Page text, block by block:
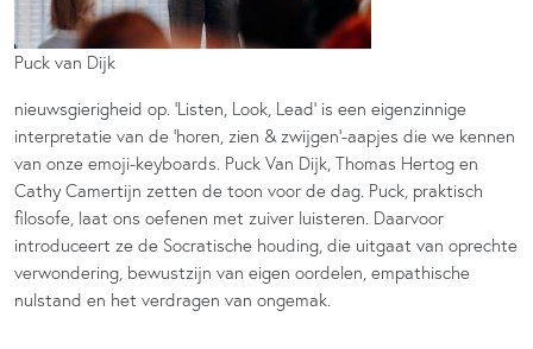
Puck van Dijk
nieuwsgierigheid op. ‘Listen, Look, Lead’ is een eigenzinnige
interpretatie van de ‘horen, zien & zwijgen’-aapjes die we kennen
van onze emoji-keyboards. Puck Van Dijk, Thomas Hertog en
Cathy Camertijn zetten de toon voor de dag. Puck, praktisch
filosofe, laat ons oefenen met zuiver luisteren. Daarvoor
introduceert ze de Socratische houding, die uitgaat van oprechte
verwondering, bewustzijn van eigen oordelen, empathische
nulstand en het verdragen van ongemak.